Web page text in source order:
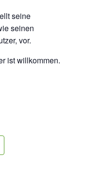
seine
seinen
vor.
ist willkommen.